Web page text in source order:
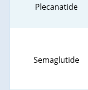
Plecanatide
Semaglutide